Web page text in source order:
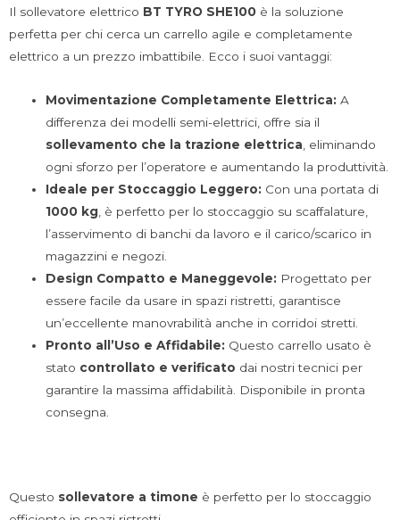
Il sollevatore elettrico BT TYRO SHE100 è la soluzione
perfetta per chi cerca un carrello agile e completamente
elettrico a un prezzo imbattibile. Ecco i suoi vantaggi:
Movimentazione Completamente Elettrica: A
differenza dei modelli semi-elettrici, offre sia il
sollevamento che la trazione elettrica , eliminando
ogni sforzo per l’operatore e aumentando la produttività.
Ideale per Stoccaggio Leggero: Con una portata di
1000 kg , è perfetto per lo stoccaggio su scaffalature,
l’asservimento di banchi da lavoro e il carico/scarico in
magazzini e negozi.
Design Compatto e Maneggevole: Progettato per
essere facile da usare in spazi ristretti, garantisce
un’eccellente manovrabilità anche in corridoi stretti.
Pronto all’Uso e Affidabile: Questo carrello usato è
stato controllato e verificato dai nostri tecnici per
garantire la massima affidabilità. Disponibile in pronta
consegna.
Questo sollevatore a timone è perfetto per lo stoccaggio